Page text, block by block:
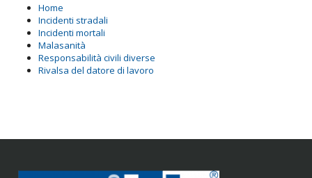
Home
Incidenti stradali
Incidenti mortali
Malasanità
Responsabilità civili diverse
Rivalsa del datore di lavoro